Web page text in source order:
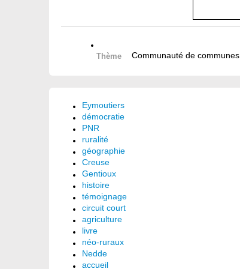
Thème Communauté de communes
Eymoutiers
démocratie
PNR
ruralité
géographie
Creuse
Gentioux
histoire
témoignage
circuit court
agriculture
livre
néo-ruraux
Nedde
accueil